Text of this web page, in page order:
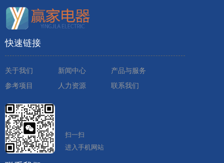
快速链接
关于我们 新闻中心
产品与服务
参考项目
人力资源 联系我们
扫一扫
进入手机网站